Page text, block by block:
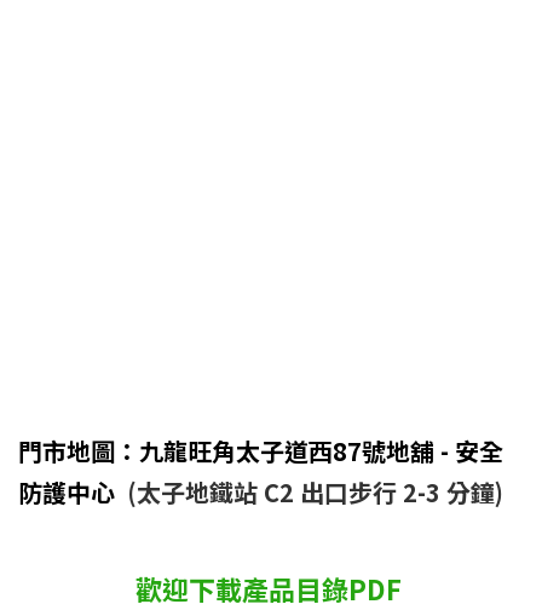
門市地圖：九龍旺角太子道西87號地舖 - 安全
防護中心 (太子地鐵站 C2 出口步行 2-3 分鐘)
歡迎下載產品目錄PDF